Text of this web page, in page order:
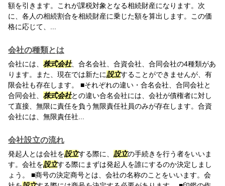
額を引きます。これが課税対象となる相続財産になります。次
に、各人の相続割合を相続財産に乗じた額を算出します。この価
格に応じて、...
会社の種類とは
会社には、 株式会社、合名会社、合資会社、合同会社の4種類があ
ります。また、現在では新たに設立することができませんが、有
限会社も存在します。 ■それぞれの違い・合名会社、合同会社と
合同会社、 株式会社との違い合名会社には、会社が債権者に対し
て直接、無限に責任を負う無限責任社員のみが存在します。合資
会社には、無限責任社...
会社設立の流れ
発起人とは会社を設立する際に、 設立の手続きを行う者をいいま
す。会社を設立する際にまずは発起人を誰にするのか決定しまし
ょう。 ■商号の決定商号とは、会社の名称のことをいいます。会